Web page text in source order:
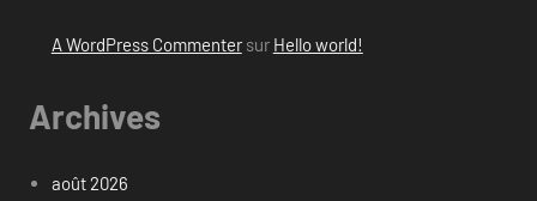
A WordPress Commentersur Hello world!
Archives
août 2026